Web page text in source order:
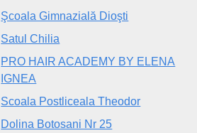
Şcoala Gimnazială Dioşti
Satul Chilia
PRO HAIR ACADEMY BY ELENA
IGNEA
Scoala Postliceala Theodor
Dolina Botosani Nr 25